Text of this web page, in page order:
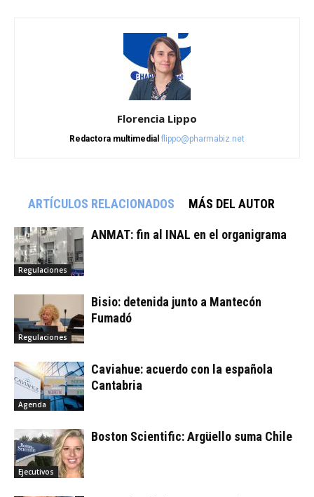
Florencia Lippo
Redactora multimedial flippo@pharmabiz.net
ARTÍCULOS RELACIONADOS MÁS DEL AUTOR
Regulaciones
ANMAT: fin al INAL en el organigrama
Regulaciones
Bisio: detenida junto a Mantecón
Fumadó
Agenda
Caviahue: acuerdo con la española
Cantabria
Ejecutivos
Boston Scientific: Argüello suma Chile